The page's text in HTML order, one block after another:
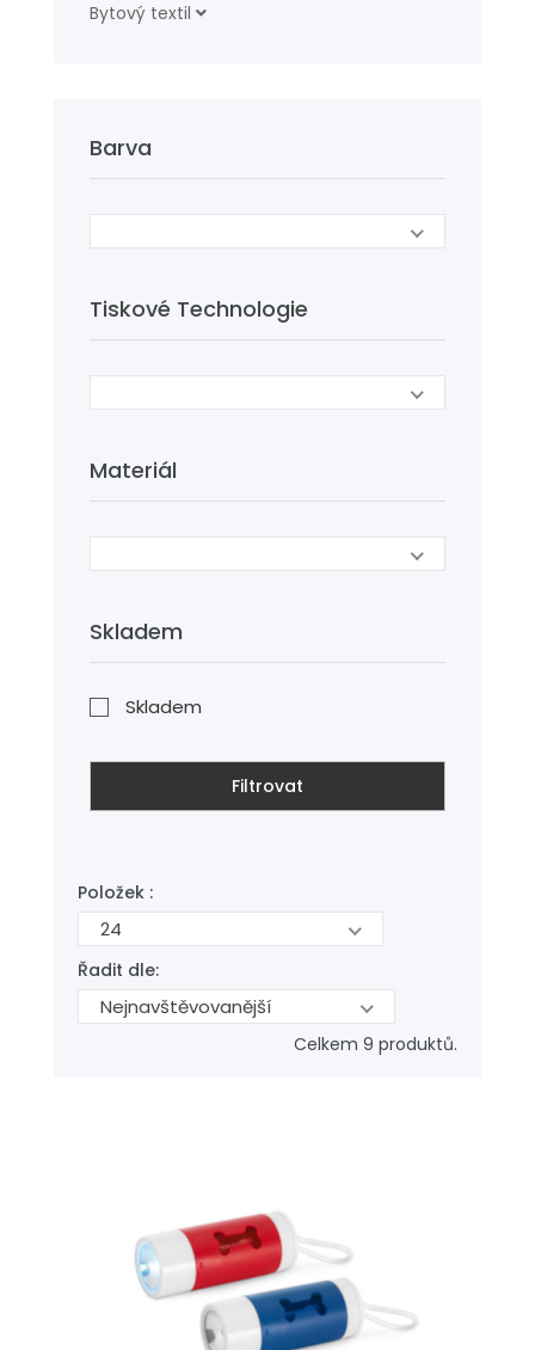
Bytový textil
Barva
Tiskové Technologie
Materiál
Skladem
Skladem
Filtrovat
Položek :
24
Řadit dle:
Nejnavštěvovanější
Celkem 9 produktů.